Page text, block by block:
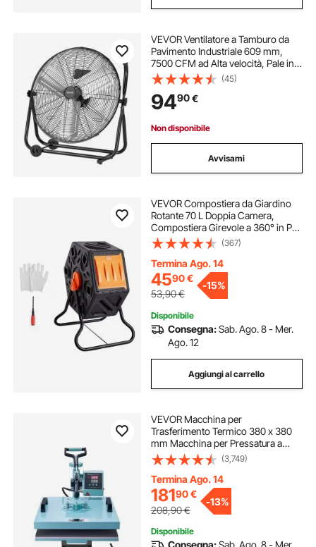
VEVOR Ventilatore a Tamburo da
Pavimento Industriale 609 mm,
7500 CFM ad Alta velocità, Pale in
Alluminio Resistenti, 3 Velocità,
Inclinazione Regolabile a 360°, per
Garage, Officina e Magazzino, Nero
(45)
9490€
Non disponibile
Avvisami
VEVOR Compostiera da Giardino
Rotante 70 L Doppia Camera,
Compostiera Girevole a 360° in PP
Senza BPA Portata max. 20 kg per
Compostaggio Rifiuti Organici di
Cucina per Giardinaggio Cortile
Esterno
(367)
Termina Ago. 14
4590€
53,90€
-15%
Disponibile
Consegna:Sab. Ago. 8 - Mer.
Ago. 12
Aggiungi al carrello
VEVOR Macchina per
Trasferimento Termico 380 x 380
mm Macchina per Pressatura a
Caldo con Pressa a Tamburo 0,85
kg Pressatura per Magliette
Oscillante a 360° per
Magliette/Tazze/Piatti, Verde
(3,749)
Termina Ago. 14
18190€
208,90€
-13%
Disponibile